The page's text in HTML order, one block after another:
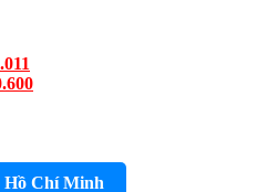
Hồ Chí Minh